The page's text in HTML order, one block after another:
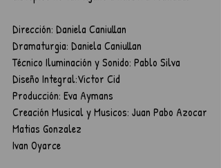
Dirección: Daniela Caniullan
Dramaturgia: Daniela Caniullan
Técnico Iluminación y Sonido: Pablo Silva
Diseño Integral:Victor Cid
Producción: Eva Aymans
Creación Musical y Musicos: Juan Pabo Azocar
Matias Gonzalez
Ivan Oyarce